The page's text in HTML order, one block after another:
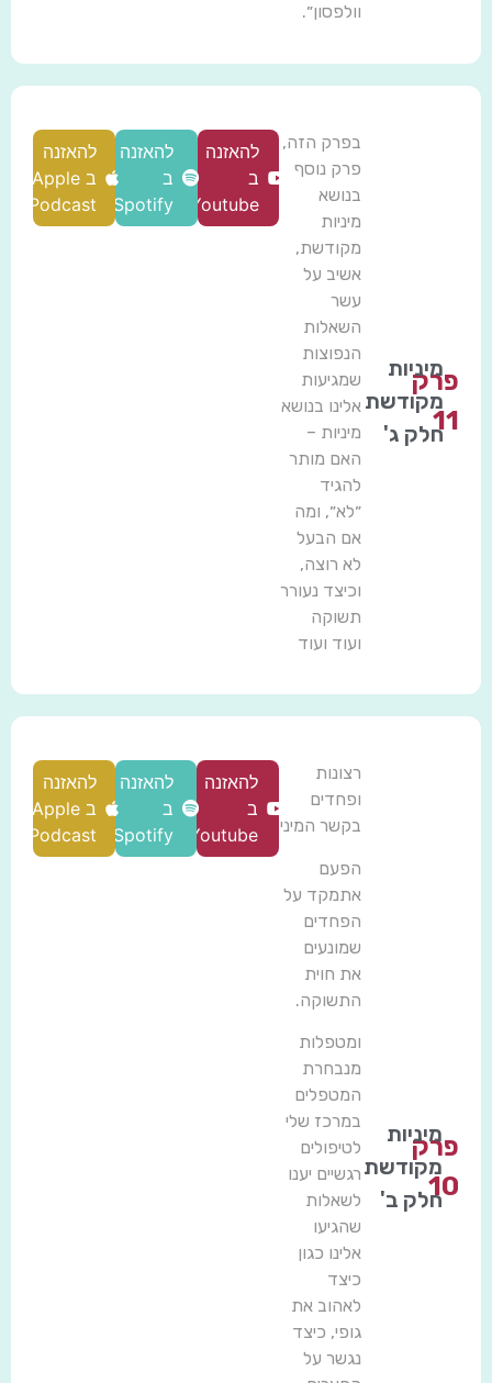
וולפסון״.
פרק
11
מיניות
מקודשת
חלק ג'
בפרק הזה,
פרק נוסף
בנושא
מיניות
מקודשת,
אשיב על
עשר
השאלות
הנפוצות
שמגיעות
אלינו בנושא
מיניות –
האם מותר
להגיד
״לא״, ומה
אם הבעל
לא רוצה,
וכיצד נעורר
תשוקה
ועוד ועוד
להאזנה
ב
Youtube
להאזנה
ב
Spotify
להאזנה
ב Apple
Podcast
פרק
10
מיניות
מקודשת
חלק ב'
רצונות
ופחדים
בקשר המיני
הפעם
אתמקד על
הפחדים
שמונעים
את חוית
התשוקה.
ומטפלות
מנבחרת
המטפלים
במרכז שלי
לטיפולים
רגשיים יענו
לשאלות
שהגיעו
אלינו כגון
כיצד
לאהוב את
גופי, כיצד
נגשר על
להאזנה
ב
Youtube
להאזנה
ב
Spotify
להאזנה
ב Apple
Podcast